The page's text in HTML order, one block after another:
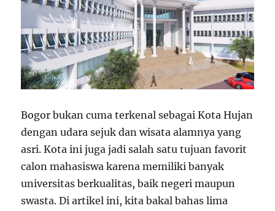
Bogor bukan cuma terkenal sebagai Kota Hujan
dengan udara sejuk dan wisata alamnya yang
asri. Kota ini juga jadi salah satu tujuan favorit
calon mahasiswa karena memiliki banyak
universitas berkualitas, baik negeri maupun
swasta. Di artikel ini, kita bakal bahas lima